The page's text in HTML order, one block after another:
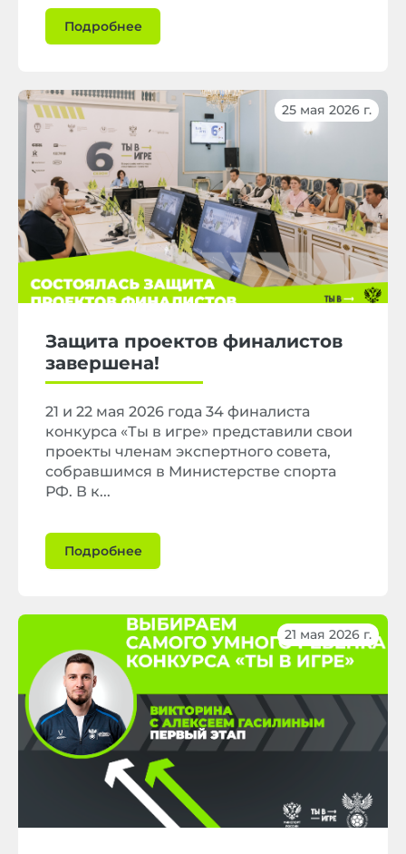
Подробнее
25 мая 2026 г.
Защита проектов финалистов
завершена!
21 и 22 мая 2026 года 34 финалиста
конкурса «Ты в игре» представили свои
проекты членам экспертного совета,
собравшимся в Министерстве спорта
РФ. В к...
Подробнее
21 мая 2026 г.